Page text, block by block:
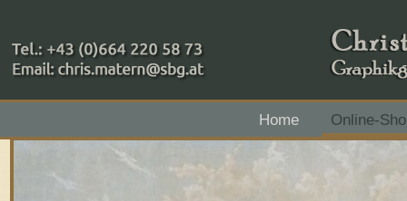
+43 (0)664 220 58 73
Home
Online-
Zahlungsmethoden: RAIBA - Flachgau Mitte - IBAN